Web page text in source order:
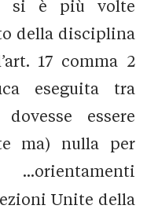
si è più volte
della disciplina
17 comma 2
eseguita tra
essere
ma) nulla per
...orientamenti
Unite della